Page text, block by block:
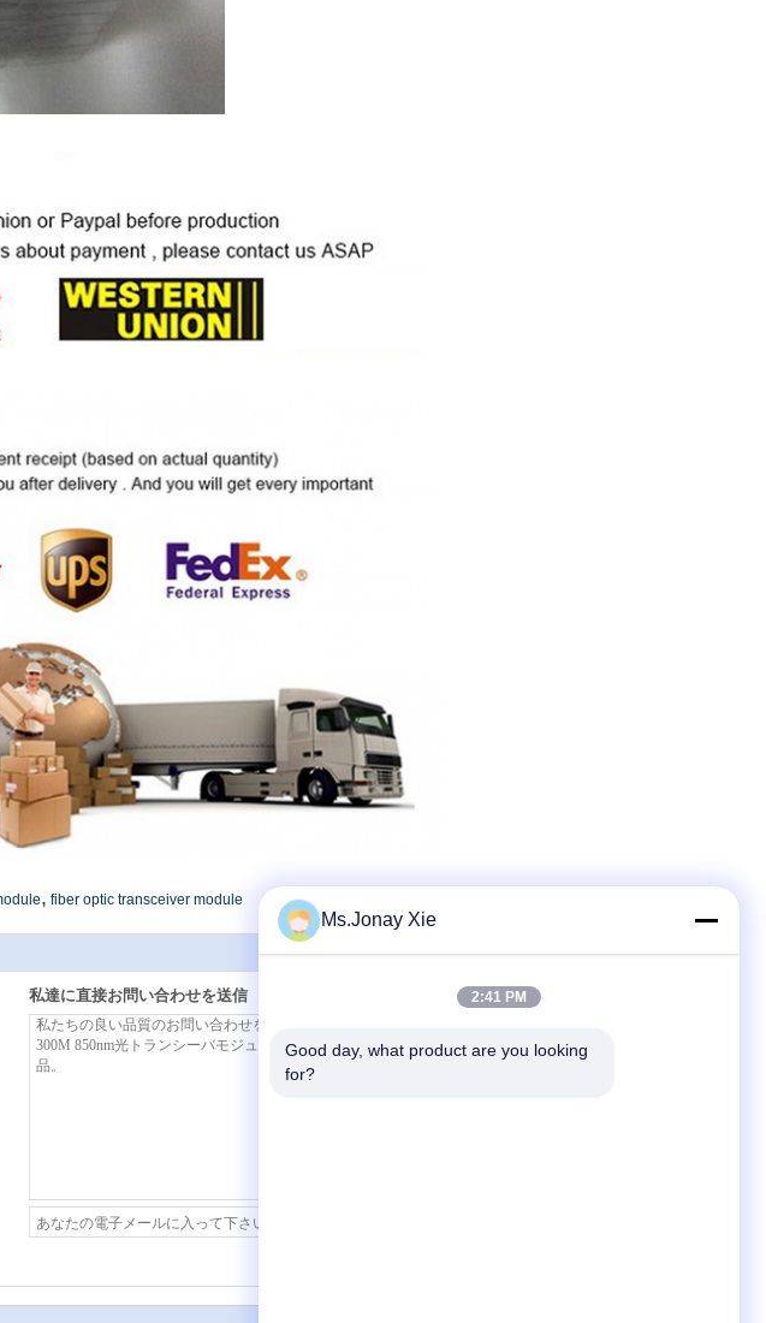
, fiber optic transceiver module
私達に直接お問い合わせを送信
Ms.Jonay Xie
2:41 PM
Good day, what product are you looking
for?